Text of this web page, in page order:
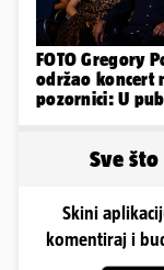
FOTO Gregory
održao koncert
pozornici: U
Sve
Skini
komentiraj i